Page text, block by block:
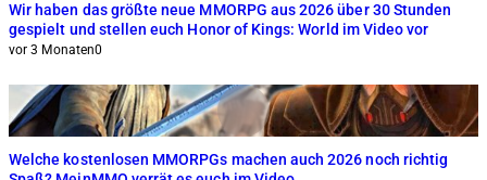
Wir haben das größte neue MMORPG aus 2026 über 30 Stunden
gespielt und stellen euch Honor of Kings: World im Video vor
vor 3 Monaten0
Welche kostenlosen MMORPGs machen auch 2026 noch richtig